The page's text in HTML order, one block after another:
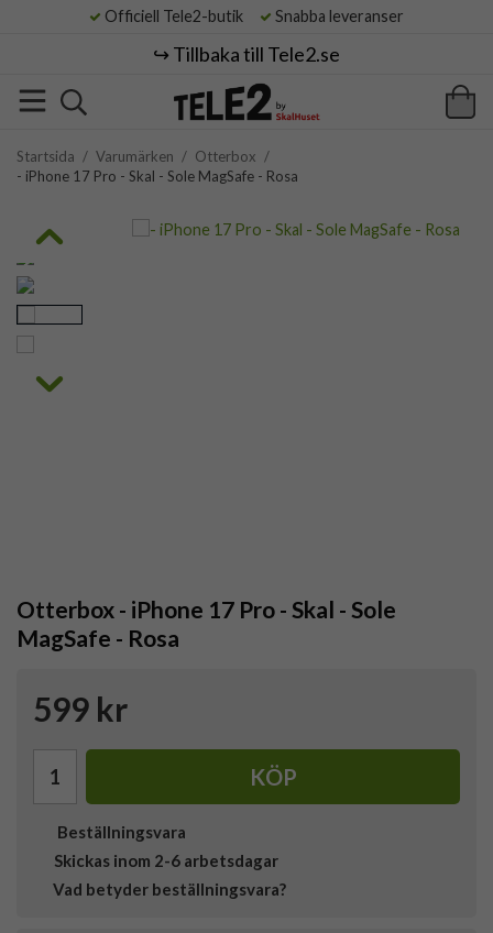
Officiell Tele2-butik Snabba leveranser
↪️ Tillbaka till Tele2.se
Startsida / Varumärken / Otterbox /
- iPhone 17 Pro - Skal - Sole MagSafe - Rosa
Otterbox - iPhone 17 Pro - Skal - Sole
MagSafe - Rosa
599 kr
KÖP
Beställningsvara
Skickas inom 2-6 arbetsdagar
Vad betyder beställningsvara?